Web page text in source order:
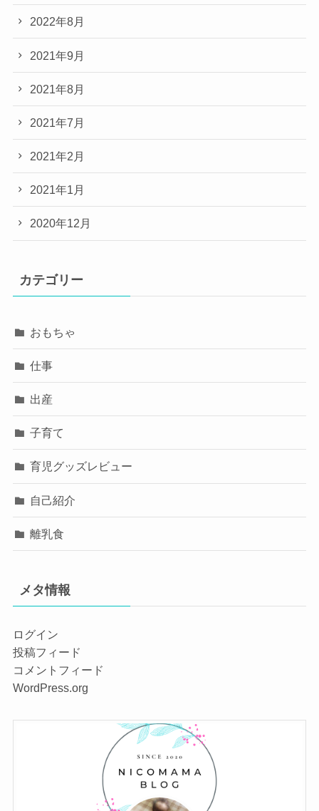
2022年8月
2021年9月
2021年8月
2021年7月
2021年2月
2021年1月
2020年12月
カテゴリー
おもちゃ
仕事
出産
子育て
育児グッズレビュー
自己紹介
離乳食
メタ情報
ログイン
投稿フィード
コメントフィード
WordPress.org